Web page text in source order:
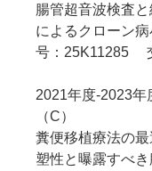
腸管超音波検査
によるクローン
号：25K11285
2021年度-2023
（C）
糞便移植療法の
塑性と曝露すべ